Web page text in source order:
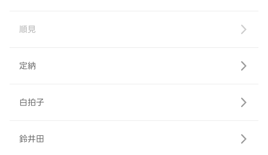
順見
定納
白拍子
鈴井田